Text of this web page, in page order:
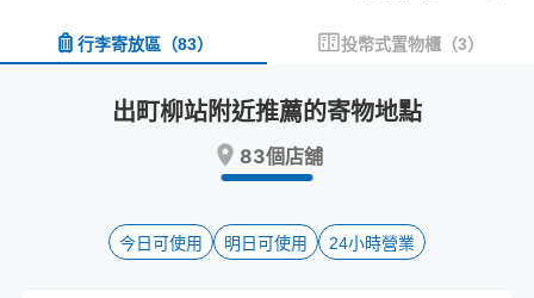
and
and
a
date.
Press
key
to
行李寄放區 （83） 投幣式置物櫃 （3）
出町柳站附近推薦的寄物地點
83個店舖
今日可使用 明日可使用 24小時營業